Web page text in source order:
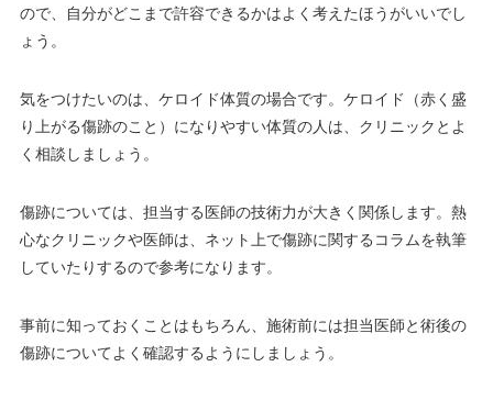
ので、自分がどこまで許容できるかはよく考えたほうがいいでし
ょう。
気をつけたいのは、ケロイド体質の場合です。ケロイド（赤く盛
り上がる傷跡のこと）になりやすい体質の人は、クリニックとよ
く相談しましょう。
傷跡については、担当する医師の技術力が大きく関係します。熱
心なクリニックや医師は、ネット上で傷跡に関するコラムを執筆
していたりするので参考になります。
事前に知っておくことはもちろん、施術前には担当医師と術後の
傷跡についてよく確認するようにしましょう。